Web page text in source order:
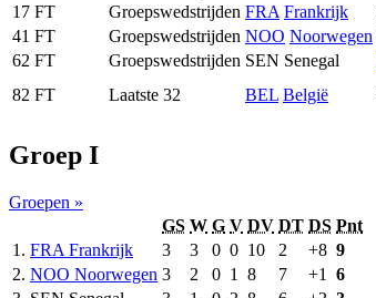
17 FT Groepswedstrijden FRA Frankrijk
41 FT Groepswedstrijden NOO Noorwegen
62 FT Groepswedstrijden SEN Senegal
82 FT Laatste 32 BEL België
Groep I
Groepen »
GS W G V DV DT DS Pnt
1. FRA Frankrijk 3 3 0 0 10 2 +8 9
2. NOO Noorwegen 3 2 0 1 8 7 +1
6